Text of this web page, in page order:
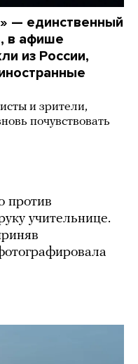
— единственный
в афише
из России,
и зрители,
почувствовать
против
учительнице.